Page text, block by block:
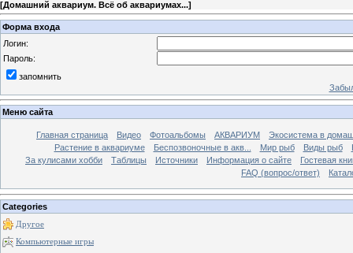
[Домашний аквариум. Всё об аквариумах...]
Форма входа
Логин:
Пароль:
запомнить
Меню сайта
Главная страница Видео Фотоальбомы АКВАРИУМ
Экосистема в
Растение в аквариуме
Беспозвоночные в акв... Мир рыб Виды рыб
За кулисами хобби
Таблицы Источники Информация о сайте
Гостевая
FAQ (вопрос/ответ)
Categories
Другое
Компьютерные игры